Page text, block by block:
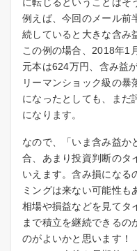
例えば、今回のメール前
続していると大きな含み
この例の場合、2018年1
元本は624万円、含み益
リーマンショック級の暴
になったとしても、まだ
になります。
なので、「いま含み益か
合、あまり投資判断のタ
いえます。含み損になる
ミングは来ない可能性も
相場や損益などを見てタ
まで積立を継続できるの
のがよいかと思います！